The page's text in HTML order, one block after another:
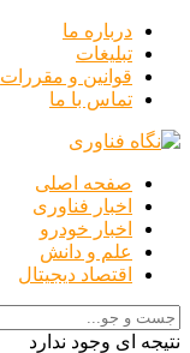
درباره ما
تبلیغات
قوانین و مقررات
تماس با ما
صفحه اصلی
اخبار فناوری
اخبار خودرو
علم و دانش
اقتصاد دیجیتال
نتیجه ای وجود ندارد